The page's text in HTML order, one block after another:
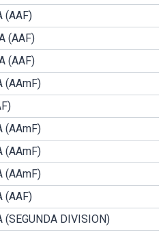
(AAF)
(AAF)
(AAF)
(AAmF)
(AAmF)
(AAmF)
(AAmF)
(AAF)
(SEGUNDA DIVISION)